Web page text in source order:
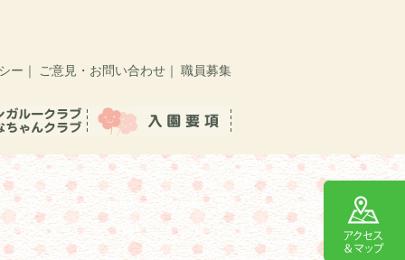
ー ｜ ご意見・お問い合わせ ｜ 職員募集